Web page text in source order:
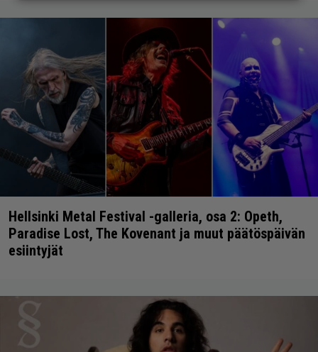
Hellsinki Metal Festival -galleria, osa 2: Opeth,
Paradise Lost, The Kovenant ja muut päätöspäivän
esiintyjät